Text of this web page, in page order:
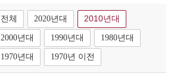
전체 2020년대 2010년대
2000년대 1990년대 1980년대
1970년대 1970년 이전